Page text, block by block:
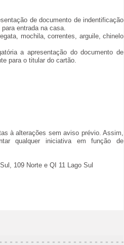
de documento de indentificação
entrada na casa.
mochila, correntes, arguile, chinelo
a apresentação do documento de
para o titular do cartão.
à alterações sem aviso prévio. Assim,
qualquer iniciativa em função de
109 Norte e QI 11 Lago Sul